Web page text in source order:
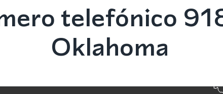
telefónico
Oklahoma